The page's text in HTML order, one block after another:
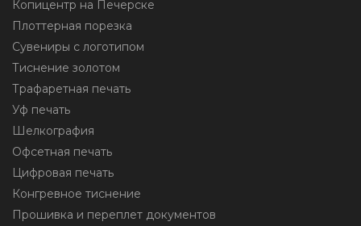
Копицентр на Печерске
Плоттерная порезка
Сувениры с логотипом
Тиснение золотом
Трафаретная печать
Уф печать
Шелкография
Офсетная печать
Цифровая печать
Конгревное тиснение
Прошивка и переплет документов